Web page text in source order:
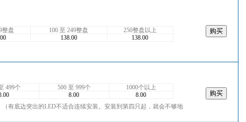
整盘 100 至 249整盘
250整盘以上
138.00 138.00
499个 500 至 999个
1000个以上
8.00
8.00
有底边突出的LED不适合连续安装。安装到第四只起，就会不够地